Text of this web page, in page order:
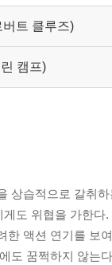
버트 클루즈)
캠프)
상습적으로 갈취
도 위협을 가한다.
한 액션 연기를 보
도 꿈쩍하지 않는